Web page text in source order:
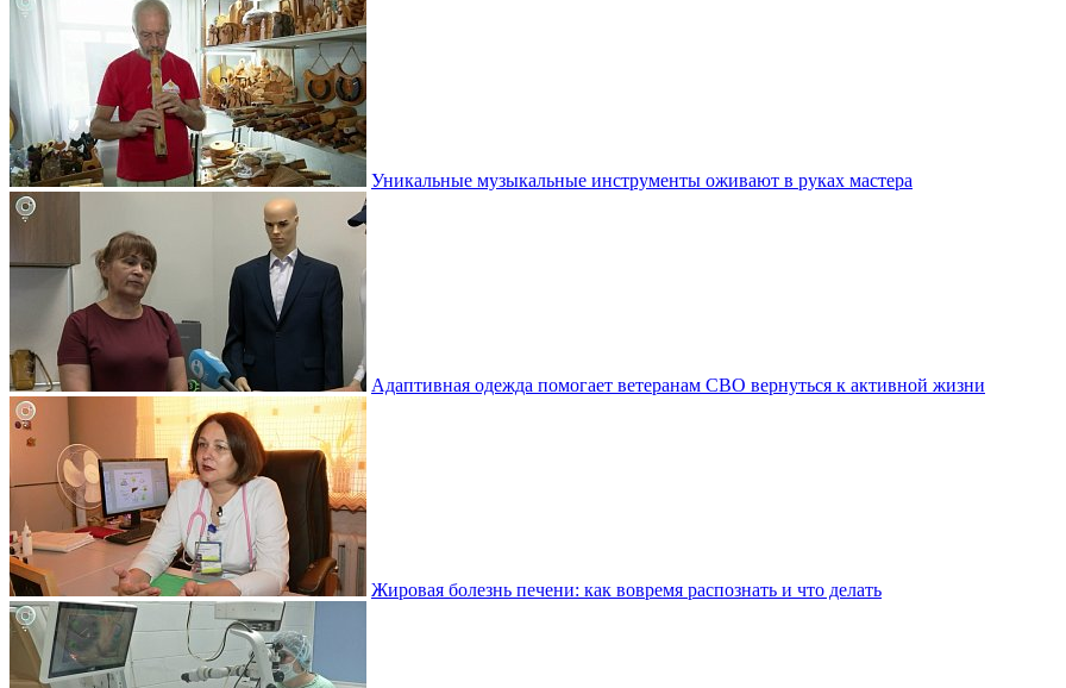
Уникальные музыкальные инструменты оживают в руках мастера
Адаптивная одежда помогает ветеранам СВО вернуться к активной жизни
Жировая болезнь печени: как вовремя распознать и что делать